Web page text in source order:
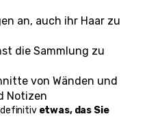
an, auch ihr Haar zu
die Sammlung zu
von Wänden und
Notizen
definitiv etwas, das Sie